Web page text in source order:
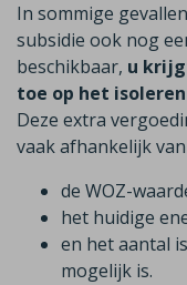
In sommige
subsidie ook nog
beschikbaar, u
toe op het
Deze extra
vaak afhankelijk
de WOZ-
het huidige
en het aantal
mogelijk is.